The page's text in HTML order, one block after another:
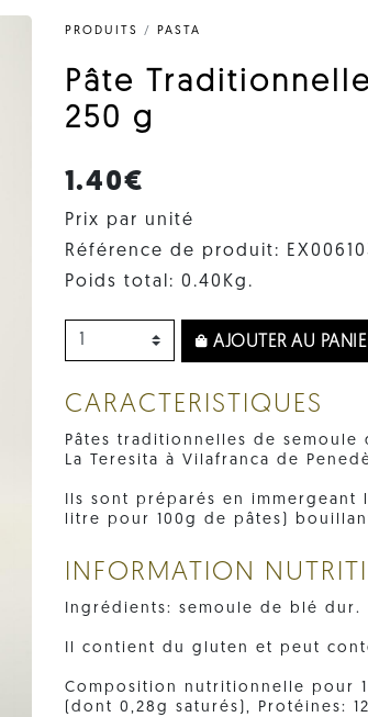
PRODUITS / PASTA
Pâte
250 g
1.40€
Prix par unité
Référence de produit:
Poids total: 0.40Kg.
AJOUTER AU
CARACTERISTIQUES
Pâtes traditionnelles de
La Teresita à Vilafranca de
Ils sont préparés en immergeant
litre pour 100g de pâtes)
INFORMATION
Ingrédients: semoule de blé dur.
Il contient du gluten et peut
Composition nutritionnelle pour
(dont 0,28g saturés), Protéines: